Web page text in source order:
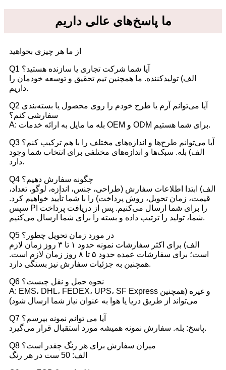
ما پاسخ‌های عالی داریم
از ما هر چیزی بخواهید
Q1 آیا شما شرکت تجاری یا سازنده هستید؟
الف) تولیدکننده. ما همچنین تیم تحقیق و توسعه خودمان را
داریم.
Q2 آیا می‌توانم آرم یا طرح خودم را روی محصول یا بسته‌بندی
سفارشی کنم؟
A: بله ما مایل به ارائه خدمات OEM و ODM برای شما هستیم.
Q3 آیا می‌توانم طرح‌ها و اندازه‌های مختلف را با هم ترکیب کنم؟
الف) بله. سبک‌ها و اندازه‌های مختلفی برای انتخاب شما وجود
دارد.
Q4 چگونه سفارش دهیم؟
الف) ابتدا اطلاعات سفارش (طراحی، جنس، اندازه، لوگو، تعداد،
قیمت، زمان تحویل، روش پرداخت) را با شما تأیید خواهیم کرد.
سپس PI را برای شما ارسال می‌کنیم. پس از دریافت پرداخت
شما، تولید را ترتیب داده و بسته را برای شما ارسال می‌کنیم.
Q5 در مورد زمان تحویل چطور؟
الف) برای اکثر سفارشات نمونه حدود ۱ تا ۳ روز زمان لازم
است؛ برای سفارشات عمده حدود ۵ تا ۸ روز زمان لازم است.
همچنین به جزئیات سفارش نیز بستگی دارد.
Q6 نحوه حمل و نقل چیست؟
A: EMS، DHL، FEDEX، UPS، SF Express و غیره (همچنین
می‌تواند از طریق دریا یا هوا به عنوان نیاز شما ارسال شود)
Q7 آیا می توانم نمونه بپرسم؟
پاسخ: بله. سفارش نمونه همیشه مورد استقبال قرار می‌گیرد.
Q8 میزان سفارش برای هر رنگ چقدر است؟
الف: 50 ست در هر رنگ